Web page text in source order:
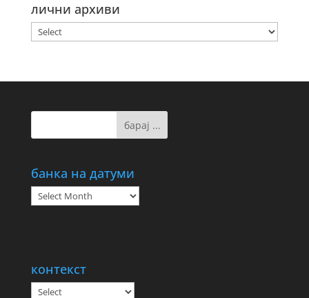
лични архиви
банка на датуми
банка
на
контекст